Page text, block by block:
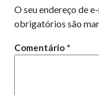
O seu endereço de
obrigatórios são
Comentário *